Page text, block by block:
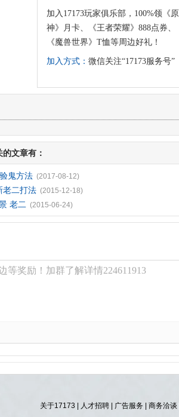
加入17173玩家俱乐部，100%领《原
神》月卡、《王者荣耀》888点券、
《魔兽世界》T恤等周边好礼！
加入方式： 微信关注“17173服务号”
的文章有：
鬼方法 (2017-08-12)
老二打法 (2015-12-18)
老二 (2015-06-24)
等奖励！加群了解详情224611913
关于17173| 人才招聘| 广告服务| 商务洽谈